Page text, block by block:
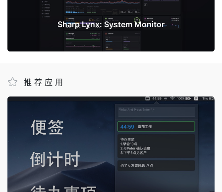
Sharp Lynx: System Monitor
推荐应用